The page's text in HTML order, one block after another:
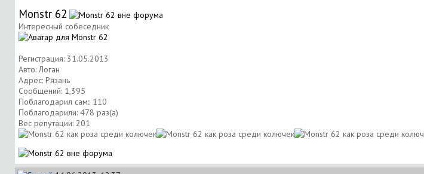
Monstr 62
Интересный собеседник
Регистрация: 31.05.2013
Авто: Логан
Адрес: Рязань
Сообщений: 1,395
Поблагодарил сам:: 110
Поблагодарили: 478 раз(а)
Вес репутации: 201